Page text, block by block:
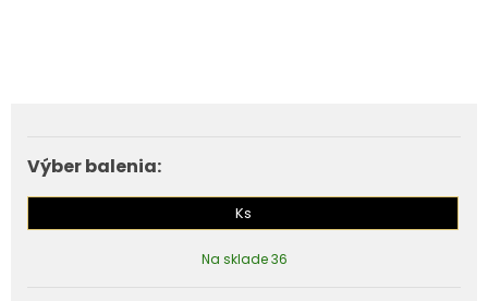
Výber balenia:
Ks
Na sklade 36